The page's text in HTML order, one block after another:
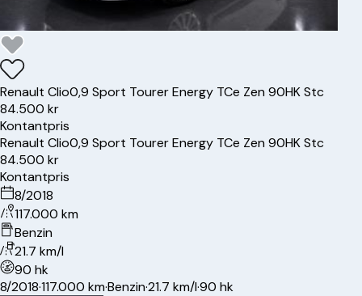
Renault Clio0,9 Sport Tourer Energy TCe Zen 90HK Stc
84.500 kr
Kontantpris
Renault Clio0,9 Sport Tourer Energy TCe Zen 90HK Stc
84.500 kr
Kontantpris
8/2018
117.000 km
Benzin
21.7 km/l
90 hk
8/2018·117.000 km·Benzin·21.7 km/l·90 hk